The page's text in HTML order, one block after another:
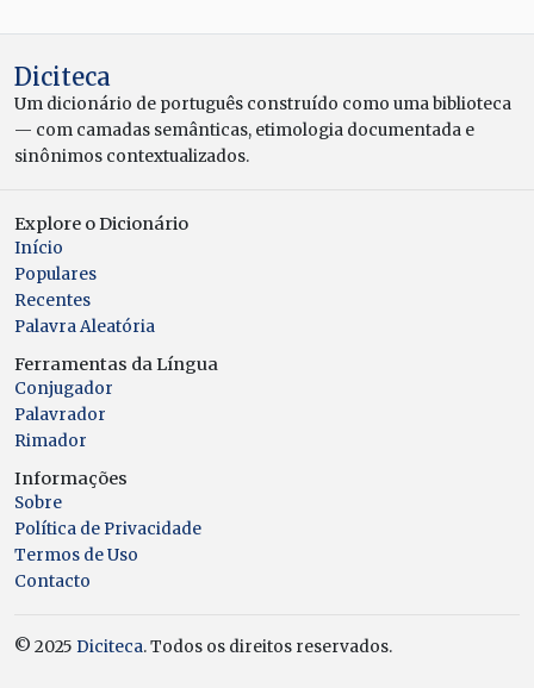
Diciteca
Um dicionário de português construído como uma biblioteca
— com camadas semânticas, etimologia documentada e
sinônimos contextualizados.
Explore o Dicionário
Início
Populares
Recentes
Palavra Aleatória
Ferramentas da Língua
Conjugador
Palavrador
Rimador
Informações
Sobre
Política de Privacidade
Termos de Uso
Contacto
© 2025 Diciteca. Todos os direitos reservados.